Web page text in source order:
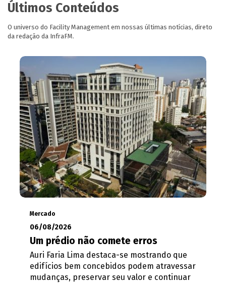
Últimos Conteúdos
O universo do Facility Management em nossas últimas notícias, direto
da redação da InfraFM.
Mercado
06/08/2026
Um prédio não comete erros
Auri Faria Lima destaca-se mostrando que
edifícios bem concebidos podem atravessar
mudanças, preservar seu valor e continuar